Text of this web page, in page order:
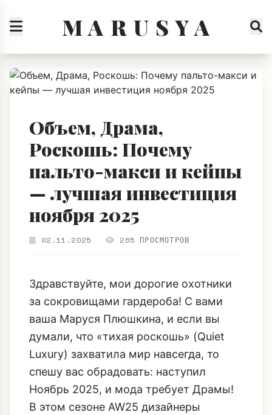
M A R U S Y A
Объем, Драма,
Роскошь: Почему
пальто-макси и кейпы
— лучшая инвестиция
ноября 2025
02.11.2025 265 ПРОСМОТРОВ
ваша Маруся Плюшкина, и если вы
думали, что «тихая роскошь» (Quiet
Luxury) захватила мир навсегда, то
спешу вас обрадовать: наступил
Ноябрь 2025, и мода требует Драмы!
В этом сезоне AW25 дизайнеры
единогласно решили, что верхняя